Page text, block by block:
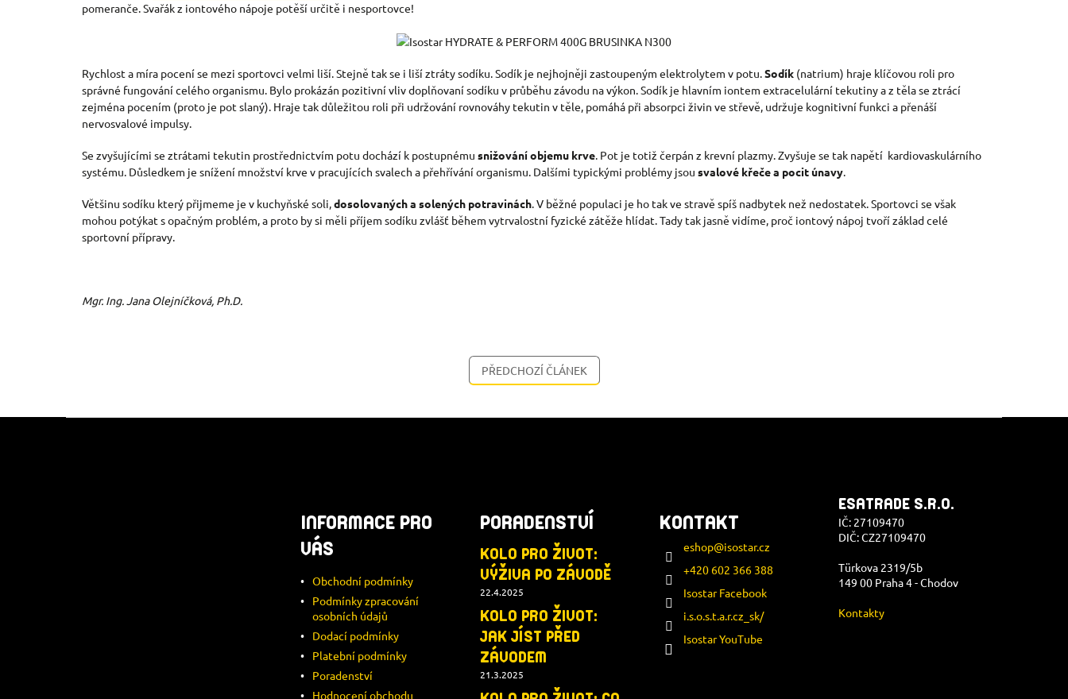
pomeranče. Svařák z iontového nápoje potěší určitě i nesportovce!
Rychlost a míra pocení se mezi sportovci velmi liší. Stejně tak se i liší ztráty sodíku. Sodík je nejhojněji zastoupeným elektrolytem v potu.Sodík (natrium) hraje klíčovou roli pro
správné fungování celého organismu. Bylo prokázán pozitivní vliv doplňovaní sodíku v průběhu závodu na výkon. Sodík je hlavním iontem extracelulární tekutiny a z těla se ztrácí
zejména pocením (proto je pot slaný). Hraje tak důležitou roli při udržování rovnováhy tekutin v těle, pomáhá při absorpci živin ve střevě, udržuje kognitivní funkci a přenáší
nervosvalové impulsy.
Se zvyšujícími se ztrátami tekutin prostřednictvím potu dochází k postupnému snižování objemu krve. Pot je totiž čerpán z krevní plazmy. Zvyšuje se tak napětí kardiovaskulárního
systému. Důsledkem je snížení množství krve v pracujících svalech a přehřívání organismu. Dalšími typickými problémy jsou svalové křeče a pocit únavy.
Většinu sodíku který přijmeme je v kuchyňské soli,dosolovaných a solených potravinách. V běžné populaci je ho tak ve stravě spíš nadbytek než nedostatek. Sportovci se však
mohou potýkat s opačným problém, a proto by si měli příjem sodíku zvlášť během vytrvalostní fyzické zátěže hlídat. Tady tak jasně vidíme, proč iontový nápoj tvoří základ celé
sportovní přípravy.
Mgr. Ing. Jana Olejníčková, Ph.D.
PŘEDCHOZÍ ČLÁNEK
INFORMACE PRO
VÁS
Obchodní podmínky
Podmínky zpracování
osobních údajů
Dodací podmínky
Platební podmínky
Poradenství
Hodnocení obchodu
PORADENSTVÍ
KOLO PRO ŽIVOT:
VÝŽIVA PO ZÁVODĚ
22.4.2025
KOLO PRO ŽIVOT:
JAK JÍST PŘED
ZÁVODEM
21.3.2025
KONTAKT
eshop@isostar.cz
+420 602 366 388
Isostar Facebook
i.s.o.s.t.a.r.cz_sk/
Isostar YouTube
ESATRADE S.R.O.
IČ: 27109470
DIČ: CZ27109470
Türkova 2319/5b
149 00 Praha 4 - Chodov
Kontakty